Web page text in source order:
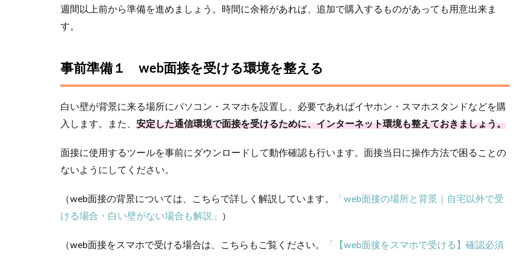
週間以上前から準備を進めましょう。時間に余裕があれば、追加で購入するものがあっても用意出来ま
す。
事前準備１ web面接を受ける環境を整える
白い壁が背景に来る場所にパソコン・スマホを設置し、必要であればイヤホン・スマホスタンドなどを購
入します。また、 安定した通信環境で面接を受けるために、インターネット環境も整えておきましょう。
面接に使用するツールを事前にダウンロードして動作確認も行います。面接当日に操作方法で困ることの
ないようにしてください。
（web面接の背景については、こちらで詳しく解説しています。
「web面接の場所と背景｜自宅以外で受
ける場合・白い壁がない場合も解説」
）
（web面接をスマホで受ける場合は、こちらもご覧ください。
「【web面接をスマホで受ける】確認必須